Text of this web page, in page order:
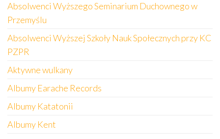
Absolwenci Wyższego Seminarium Duchownego w
Przemyślu
Absolwenci Wyższej Szkoły Nauk Społecznych przy KC
PZPR
Aktywne wulkany
Albumy Earache Records
Albumy Katatonii
Albumy Kent